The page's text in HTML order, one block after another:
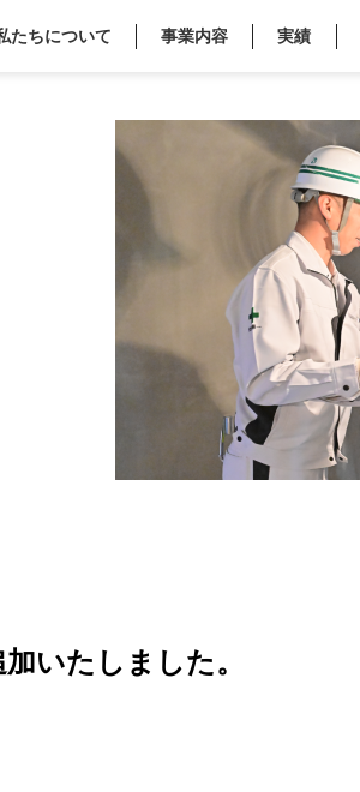
たちについて 事業内容 実績
いたしました。